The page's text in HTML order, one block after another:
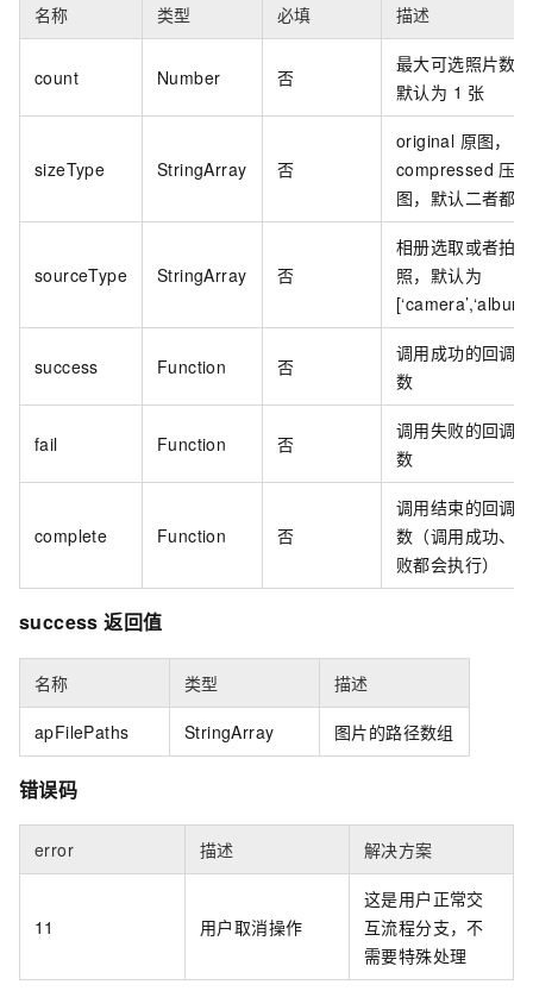
名称 类型 必填 描述
count Number 否
最大可选照片数，
默认为 1 张
sizeType StringArray 否
original 原图，
compressed 压缩
图，默认二者都有
sourceType StringArray 否
相册选取或者拍
照，默认为
success Function 否
调用成功的回调函
数
fail Function 否
调用失败的回调函
数
complete Function 否
调用结束的回调函
数（调用成功、失
败都会执行）
success 返回值
名称 类型 描述
apFilePaths StringArray 图片的路径数组
错误码
error 描述 解决方案
11 用户取消操作
这是用户正常交
互流程分支，不
需要特殊处理